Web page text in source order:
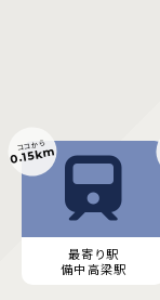
最寄り駅
備中高梁駅
ココから
0.15km